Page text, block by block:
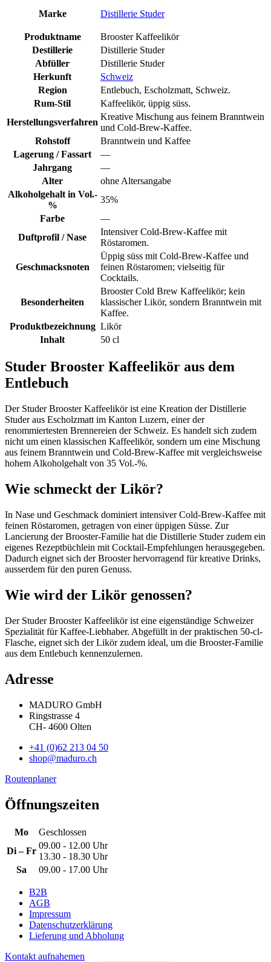
Marke Distillerie Studer
Produktname
Brooster Kaffeelikör
Destillerie
Distillerie Studer
Abfüller
Distillerie Studer
Herkunft
Schweiz
Region
Entlebuch, Escholzmatt, Schweiz.
Rum-Stil
Kaffeelikör, üppig süss.
Herstellungsverfahren
Kreative Mischung aus feinem Branntwein
und Cold-Brew-Kaffee.
Rohstoff
Branntwein und Kaffee
Lagerung / Fassart
—
Jahrgang
—
Alter
ohne Altersangabe
Alkoholgehalt in Vol.-
%
35%
Farbe
—
Duftprofil / Nase
Intensiver Cold-Brew-Kaffee mit
Röstaromen.
Geschmacksnoten
Üppig süss mit Cold-Brew-Kaffee und
feinen Röstaromen; vielseitig für
Cocktails.
Besonderheiten
Brooster Cold Brew Kaffeelikör; kein
klassischer Likör, sondern Branntwein mit
Kaffee.
Produktbezeichnung Likör
Inhalt
50 cl
Studer Brooster Kaffeelikör aus dem
Entlebuch
Der Studer Brooster Kaffeelikör ist eine Kreation der Distillerie
Studer aus Escholzmatt im Kanton Luzern, einer der
renommiertesten Brennereien der Schweiz. Es handelt sich zudem
nicht um einen klassischen Kaffeelikör, sondern um eine Mischung
aus feinem Branntwein und Cold-Brew-Kaffee mit vergleichsweise
hohem Alkoholgehalt von 35 Vol.-%.
Wie schmeckt der Likör?
In Nase und Geschmack dominiert intensiver Cold-Brew-Kaffee mit
feinen Röstaromen, getragen von einer üppigen Süsse. Zur
Lancierung der Brooster-Familie hat die Distillerie Studer zudem ein
eigenes Rezeptbüchlein mit Cocktail-Empfehlungen herausgegeben.
Dadurch eignet sich der Brooster hervorragend für kreative Drinks,
ausserdem für den puren Genuss.
Wie wird der Likör genossen?
Der Studer Brooster Kaffeelikör ist eine eigenständige Schweizer
Spezialität für Kaffee-Liebhaber. Abgefüllt in der praktischen 50-cl-
Flasche, eignet sich der Likör zudem ideal, um die Brooster-Familie
aus dem Entlebuch kennenzulernen.
Adresse
MADURO GmbH
Ringstrasse 4
CH- 4600 Olten
+41 (0)62 213 04 50
shop@maduro.ch
Routenplaner
Öffnungszeiten
Mo
Geschlossen
Di – Fr
09.00 - 12.00 Uhr
13.30 - 18.30 Uhr
Sa
09.00 - 17.00 Uhr
B2B
AGB
Impressum
Datenschutzerklärung
Lieferung und Abholung
Kontakt aufnahemen